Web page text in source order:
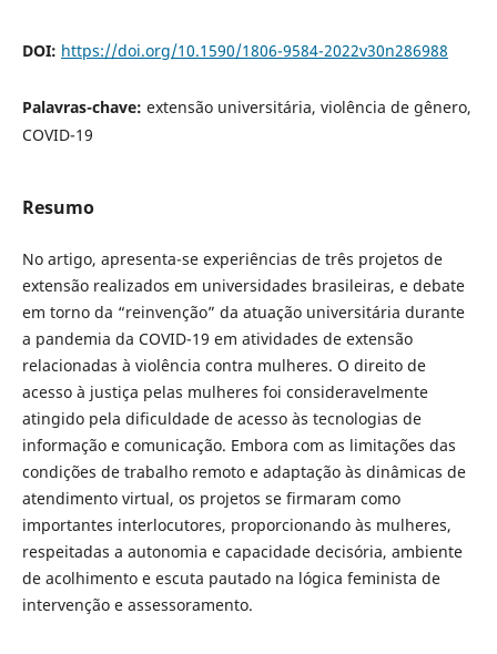
DOI: https://doi.org/10.1590/1806-9584-2022v30n286988
Palavras-chave: extensão universitária, violência de gênero,
COVID-19
Resumo
No artigo, apresenta-se experiências de três projetos de
extensão realizados em universidades brasileiras, e debate
em torno da “reinvenção” da atuação universitária durante
a pandemia da COVID-19 em atividades de extensão
relacionadas à violência contra mulheres. O direito de
acesso à justiça pelas mulheres foi consideravelmente
atingido pela dificuldade de acesso às tecnologias de
informação e comunicação. Embora com as limitações das
condições de trabalho remoto e adaptação às dinâmicas de
atendimento virtual, os projetos se firmaram como
importantes interlocutores, proporcionando às mulheres,
respeitadas a autonomia e capacidade decisória, ambiente
de acolhimento e escuta pautado na lógica feminista de
intervenção e assessoramento.